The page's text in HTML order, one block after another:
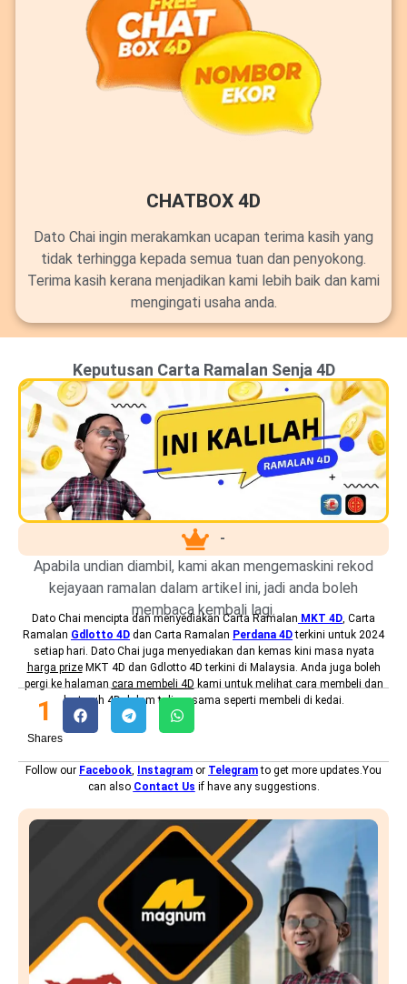
CHATBOX 4D
Dato Chai ingin merakamkan ucapan terima kasih yang
tidak terhingga kepada semua tuan dan penyokong.
Terima kasih kerana menjadikan kami lebih baik dan kami
mengingati usaha anda.
Keputusan Carta Ramalan Senja 4D
-
Apabila undian diambil, kami akan mengemaskini rekod
kejayaan ramalan dalam artikel ini, jadi anda boleh
membaca kembali lagi.
Dato Chai mencipta dan menyediakan Carta Ramalan MKT 4D , Carta
Ramalan Gdlotto 4D dan Carta Ramalan Perdana 4Dterkini untuk 2024
setiap hari. Dato Chai juga menyediakan dan kemas kini masa nyata
harga prizeMKT 4D dan Gdlotto 4D terkini di Malaysia. Anda juga boleh
pergi ke halaman cara membeli 4D kami untuk melihat cara membeli dan
bertaruh 4D dalam talian, sama seperti membeli di kedai.
Shares
1
Follow our Facebook, Instagram or Telegramto get more updates.You
can also Contact Us if have any suggestions.